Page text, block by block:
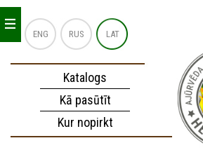
ENG RUS LAT
Katalogs
Kā pasūtīt
Kur nopirkt
_
_
_